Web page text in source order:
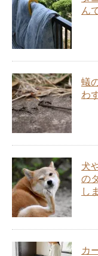
ん
蟻
わ
犬
の
し
カ